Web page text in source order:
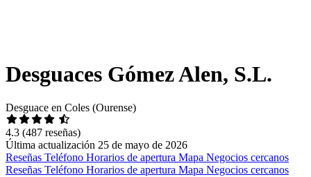
Desguaces Gómez Alen, S.L.
Desguace en Coles (Ourense)
4.3 (487 reseñas)
Última actualización 25 de mayo de 2026
Reseñas Teléfono Horarios de apertura Mapa Negocios cercanos
Reseñas Teléfono Horarios de apertura Mapa Negocios cercanos